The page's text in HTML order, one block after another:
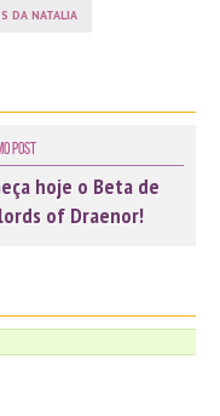
DA NATALIA
Post
hoje o Beta de
of Draenor!